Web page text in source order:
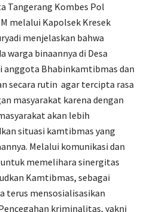
Tangerang Kombes Pol
melalui Kapolsek Kresek
menjelaskan bahwa
warga binaannya di Desa
anggota Bhabinkamtibmas dan
secara rutin agar tercipta rasa
masyarakat karena dengan
akan lebih
situasi kamtibmas yang
Melalui komunikasi dan
memelihara sinergitas
Kamtibmas, sebagai
terus mensosialisasikan
kriminalitas, yakni